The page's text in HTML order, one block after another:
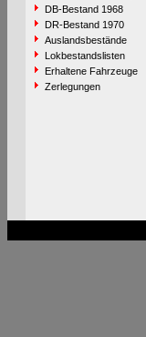
DB-Bestand 1968
DR-Bestand 1970
Auslandsbestände
Lokbestandslisten
Erhaltene Fahrzeuge
Zerlegungen